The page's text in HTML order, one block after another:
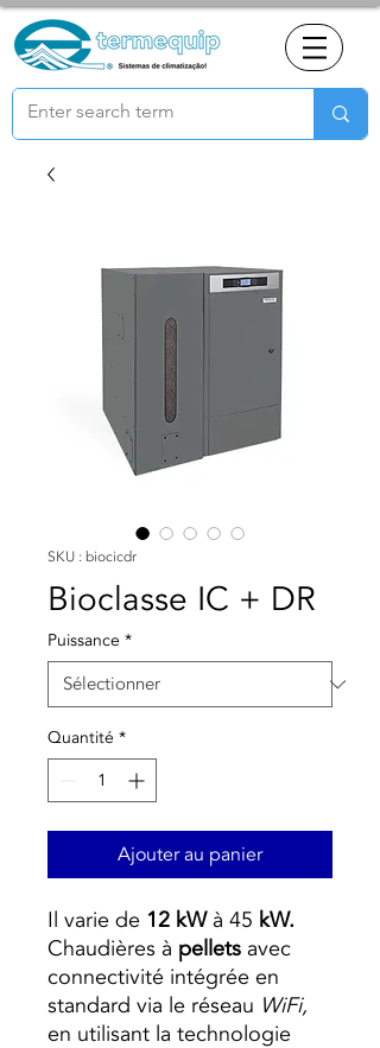
SKU : biocicdr
Bioclasse IC + DR
Puissance *
Quantité *
Ajouter au panier
Il varie de 12 kWà 45 kW.
Chaudières à pellets avec
connectivité intégrée en
standard via le réseau WiFi,
en utilisant la technologie